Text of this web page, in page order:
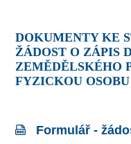
DOKUMENTY KE STAŽENÍ ZE SLOŽKY
ŽÁDOST O ZÁPIS
ZEMĚDĚLSKÉHO
FYZICKOU OSOBU
Formulář -